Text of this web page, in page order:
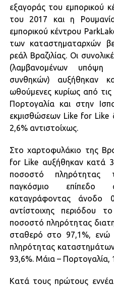
εξαγοράς του εμπορικού
του 2017 και η
εμπορικού κέντρου
των καταστηματαρχών
ρεάλ Βραζιλίας. Οι
(λαμβανομένων υπόψη
συνθηκών) αυξήθηκαν
ωθούμενες κυρίως από τις
Πορτογαλία και στην
εκμισθώσεων Like for Like
2,6% αντιστοίχως.
Στο χαρτοφυλάκιο της
for Like αυξήθηκαν κατά
ποσοστό πληρότητας
παγκόσμιο
καταγράφοντας άνοδο
αντίστοιχης περιόδου
ποσοστό πληρότητας
σταθερό στο 97,1%, ενώ
πληρότητας
93,6%. Μάια – Πορτογαλία,
Κατά τους πρώτους